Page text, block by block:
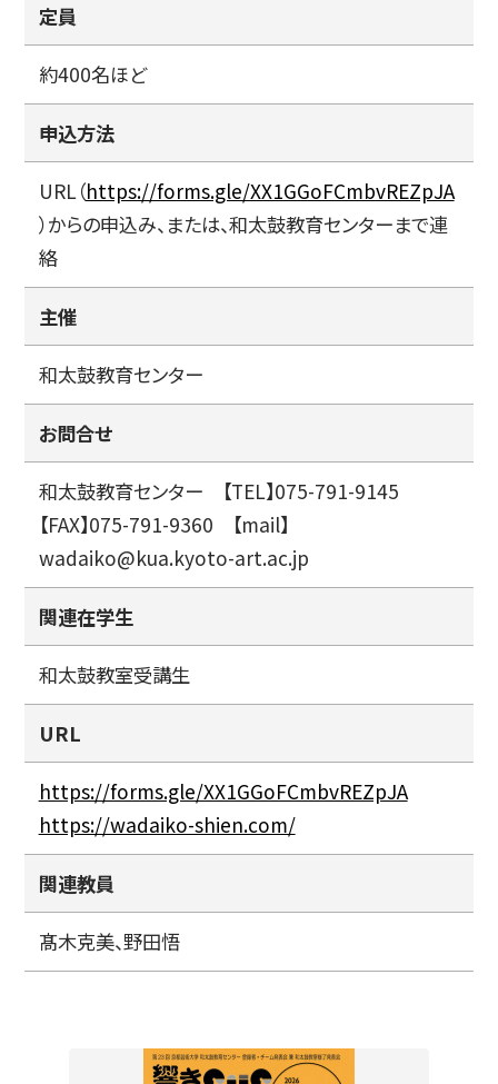
藝術学舎（公開講座）
定員
約400名ほど
申込方法
URL（https://forms.gle/XX1GGoFCmbvREZpJA
）からの申込み、または、和太鼓教育センターまで連
絡
主催
和太鼓教育センター
お問合せ
和太鼓教育センター 【TEL】075-791-9145
【FAX】075-791-9360 【mail】
wadaiko@kua.kyoto-art.ac.jp
関連在学生
和太鼓教室受講生
URL
https://forms.gle/XX1GGoFCmbvREZpJA
https://wadaiko-shien.com/
関連教員
髙木克美、野田悟